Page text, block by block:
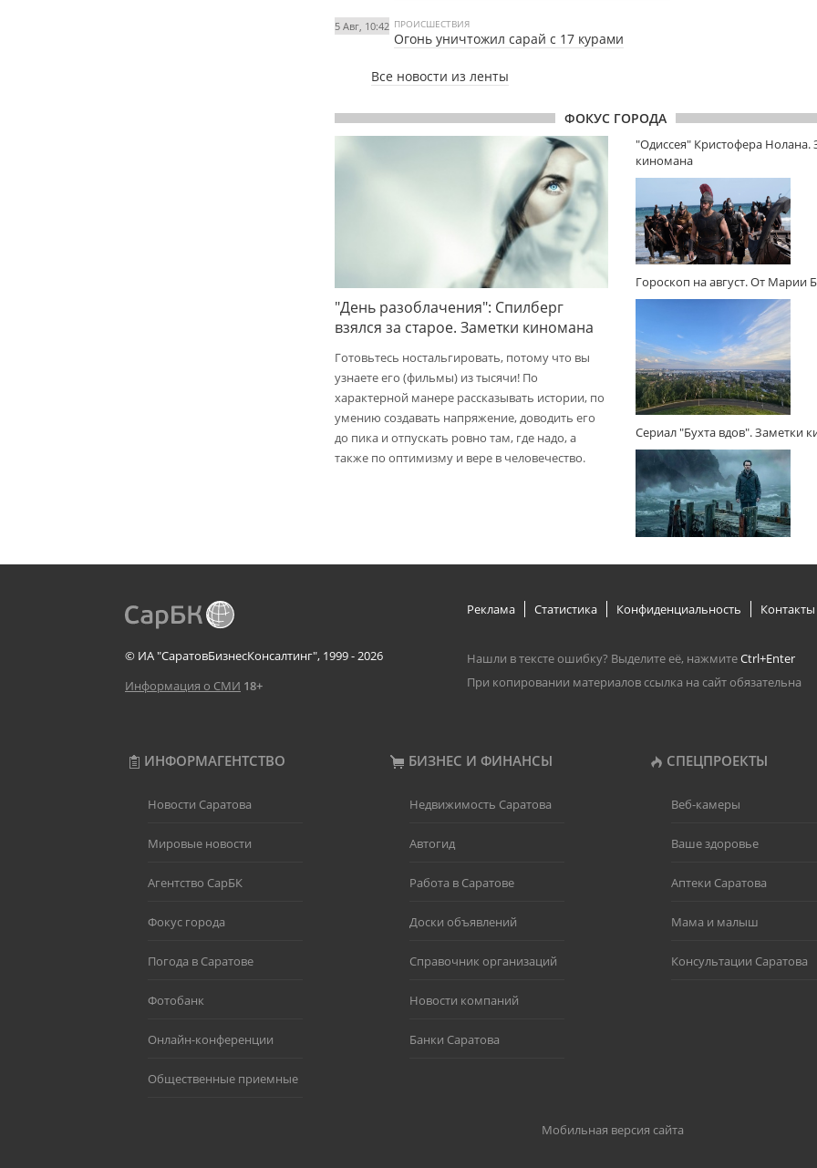
5 Авг, 10:42 ПРОИСШЕСТВИЯ
Огонь уничтожил сарай с 17 курами
Все новости из ленты
ФОКУС ГОРОДА
"День разоблачения": Спилберг
взялся за старое. Заметки киномана
Готовьтесь ностальгировать, потому что вы
узнаете его (фильмы) из тысячи! По
характерной манере рассказывать истории, по
умению создавать напряжение, доводить его
до пика и отпускать ровно там, где надо, а
также по оптимизму и вере в человечество.
"Одиссея" Кристофера Нолана.
киномана
Гороскоп на август. От Марии
Сериал "Бухта вдов". Заметки
© ИА "СаратовБизнесКонсалтинг", 1999 - 2026
Информация о СМИ 18+
Реклама Статистика Конфиденциальность Контакты
Нашли в тексте ошибку? Выделите её, нажмитеCtrl+Enter
При копировании материалов ссылка на сайт обязательна
ИНФОРМАГЕНТСТВО БИЗНЕС И ФИНАНСЫ СПЕЦПРОЕКТЫ
Новости Саратова
Мировые новости
Агентство СарБК
Фокус города
Погода в Саратове
Фотобанк
Онлайн-конференции
Общественные приемные
Недвижимость Саратова
Автогид
Работа в Саратове
Доски объявлений
Справочник организаций
Новости компаний
Банки Саратова
Веб-камеры
Ваше здоровье
Аптеки Саратова
Мама и малыш
Консультации Саратова
Мобильная версия сайта